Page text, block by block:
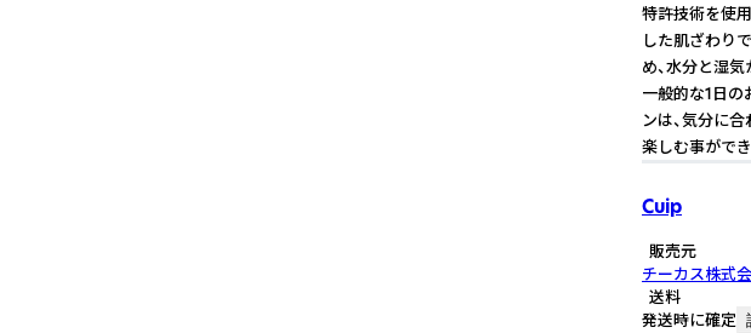
特許技術を使
した肌ざわり
め、水分と湿
一般的な1日の
ンは、気分に
楽しむ事がで
Cuip
販売元
チーカス株式
送料
発送時に確定